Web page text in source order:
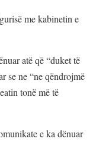
me kabinetin e
atë që “duket të
se ne “ne qëndrojmë
tonë më të
e ka dënuar